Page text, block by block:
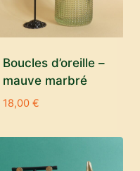
Boucles d’oreille –
mauve marbré
18,00 €